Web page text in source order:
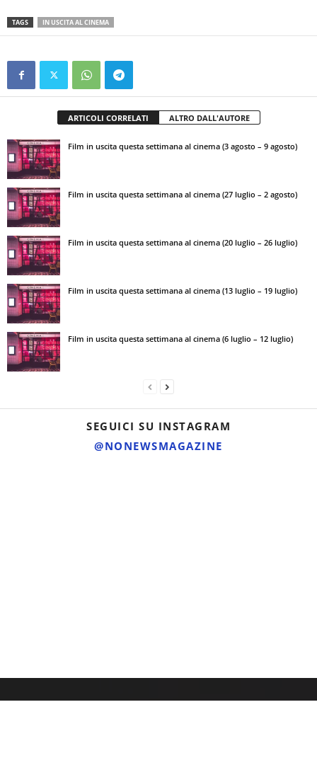
TAGS IN USCITA AL CINEMA
ARTICOLI CORRELATI ALTRO DALL'AUTORE
Film in uscita questa settimana al cinema (3 agosto – 9 agosto)
Film in uscita questa settimana al cinema (27 luglio – 2 agosto)
Film in uscita questa settimana al cinema (20 luglio – 26 luglio)
Film in uscita questa settimana al cinema (13 luglio – 19 luglio)
Film in uscita questa settimana al cinema (6 luglio – 12 luglio)
SEGUICI SU INSTAGRAM
@NONEWSMAGAZINE